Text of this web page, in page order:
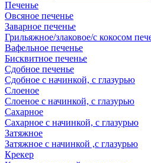
Печенье
Овсяное печенье
Заварное печенье
Грильяжное/злаковое/с кокосом
Вафельное печенье
Бисквитное печенье
Сдобное печенье
Сдобное с начинкой, с глазурью
Слоеное
Слоеное с начинкой, с глазурью
Сахарное
Сахарное с начинкой, с глазурью
Затяжное
Затяжное с начинкой ,с глазурью
Крекер